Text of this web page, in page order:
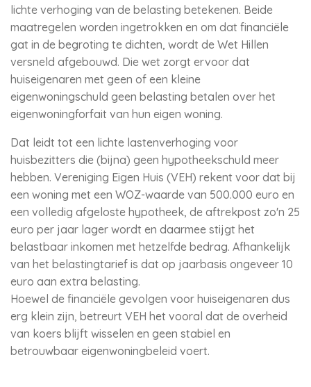
lichte verhoging van de belasting betekenen. Beide
maatregelen worden ingetrokken en om dat financiële
gat in de begroting te dichten, wordt de Wet Hillen
versneld afgebouwd. Die wet zorgt ervoor dat
huiseigenaren met geen of een kleine
eigenwoningschuld geen belasting betalen over het
eigenwoningforfait van hun eigen woning.
Dat leidt tot een lichte lastenverhoging voor
huisbezitters die (bijna) geen hypotheekschuld meer
hebben. Vereniging Eigen Huis (VEH) rekent voor dat bij
een woning met een WOZ-waarde van 500.000 euro en
een volledig afgeloste hypotheek, de aftrekpost zo'n 25
euro per jaar lager wordt en daarmee stijgt het
belastbaar inkomen met hetzelfde bedrag. Afhankelijk
van het belastingtarief is dat op jaarbasis ongeveer 10
euro aan extra belasting.
Hoewel de financiële gevolgen voor huiseigenaren dus
erg klein zijn, betreurt VEH het vooral dat de overheid
van koers blijft wisselen en geen stabiel en
betrouwbaar eigenwoningbeleid voert.